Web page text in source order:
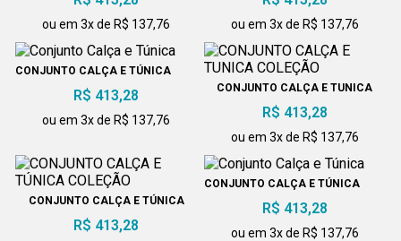
ou em 3x de R$ 137,76 ou em 3x de R$ 137,76
CONJUNTO CALÇA E TÚNICA
R$ 413,28
ou em 3x de R$ 137,76
CONJUNTO CALÇA E TUNICA
R$ 413,28
ou em 3x de R$ 137,76
CONJUNTO CALÇA E TÚNICA
R$ 413,28
CONJUNTO CALÇA E TÚNICA
R$ 413,28
ou em 3x de R$ 137,76